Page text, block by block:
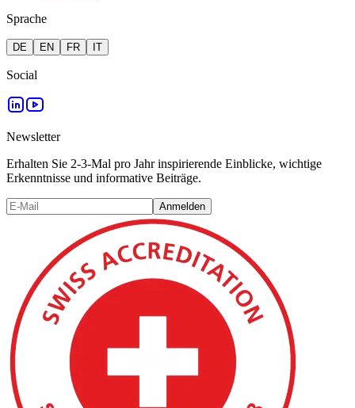
Sprache
DE EN FR IT
Social
Newsletter
Erhalten Sie 2-3-Mal pro Jahr inspirierende Einblicke, wichtige
Erkenntnisse und informative Beiträge.
Anmelden